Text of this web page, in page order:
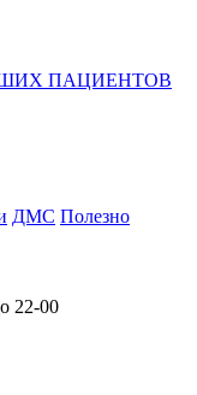
ПАЦИЕНТОВ
ДМС Полезно
22-00